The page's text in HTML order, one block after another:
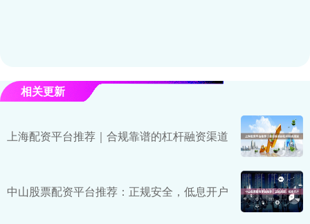
相关更新
上海配资平台推荐｜合规靠谱的杠杆融资渠道
中山股票配资平台推荐：正规安全，低息开户